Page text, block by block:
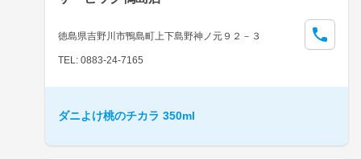
徳島県吉野川市鴨島町上下島野神ノ元９２－３
TEL: 0883-24-7165
ダニよけ桃のチカラ 350ml